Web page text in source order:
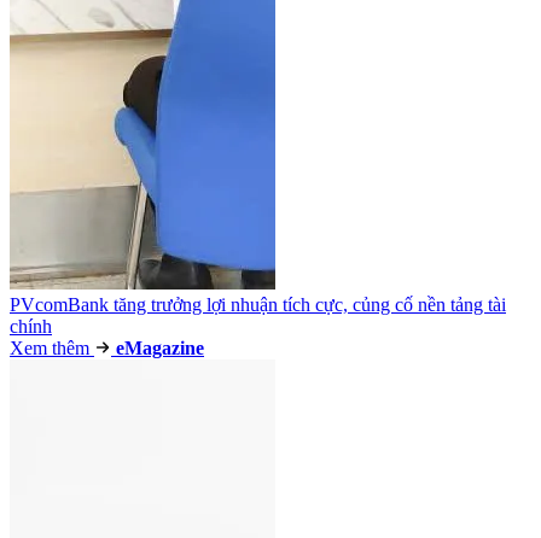
PVcomBank tăng trưởng lợi nhuận tích cực, củng cố nền tảng tài
chính
Xem thêm
eMagazine